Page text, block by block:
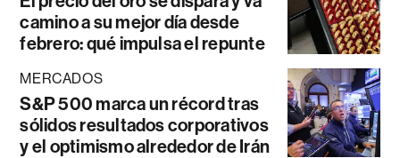
camino a su mejor día desde
febrero: qué impulsa el repunte
MERCADOS
S&P 500 marca un récord tras
sólidos resultados corporativos
y el optimismo alrededor de Irán